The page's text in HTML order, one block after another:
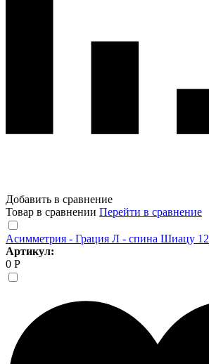
Добавить в сравнение
Товар в сравнении Перейти в сравнение
Асимметрия - Грация Л - спина Шиацу 12
Артикул:
0 Р